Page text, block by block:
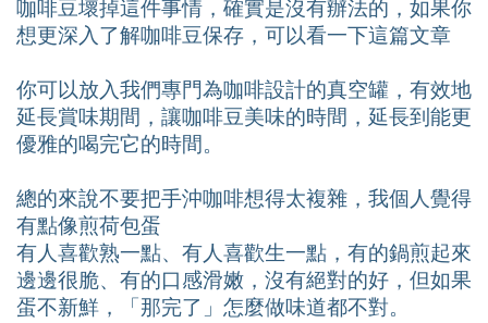
咖啡豆壞掉這件事情，確實是沒有辦法的，如果你
想更深入了解咖啡豆保存，可以看一下這篇文章
你可以放入我們專門為咖啡設計的真空罐，有效地
延長賞味期間，讓咖啡豆美味的時間，延長到能更
優雅的喝完它的時間。
總的來說不要把手沖咖啡想得太複雜，我個人覺得
有點像煎荷包蛋
有人喜歡熟一點、有人喜歡生一點，有的鍋煎起來
邊邊很脆、有的口感滑嫩，沒有絕對的好，但如果
蛋不新鮮，「那完了」怎麼做味道都不對。